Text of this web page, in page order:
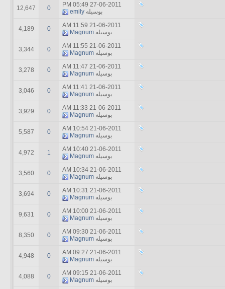
27-06-2011
05:49 PM
بوسیله emily
0
12,647
21-06-2011
11:59 AM
بوسیله Magnum
0
4,189
21-06-2011
11:55 AM
بوسیله Magnum
0
3,344
21-06-2011
11:47 AM
بوسیله Magnum
0
3,278
21-06-2011
11:41 AM
بوسیله Magnum
0
3,046
21-06-2011
11:33 AM
بوسیله Magnum
0
3,929
21-06-2011
10:54 AM
بوسیله Magnum
0
5,587
21-06-2011
10:40 AM
بوسیله Magnum
1
4,972
21-06-2011
10:34 AM
بوسیله Magnum
0
3,560
21-06-2011
10:31 AM
بوسیله Magnum
0
3,694
21-06-2011
10:00 AM
بوسیله Magnum
0
9,631
21-06-2011
09:30 AM
بوسیله Magnum
0
8,350
21-06-2011
09:27 AM
بوسیله Magnum
0
4,948
21-06-2011
09:15 AM
بوسیله Magnum
0
4,088